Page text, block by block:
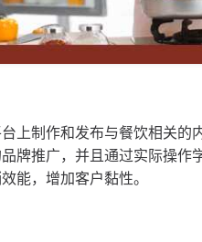
上制作和发布与餐饮相关的
牌推广，并且通过实际操作
能，增加客户黏性。